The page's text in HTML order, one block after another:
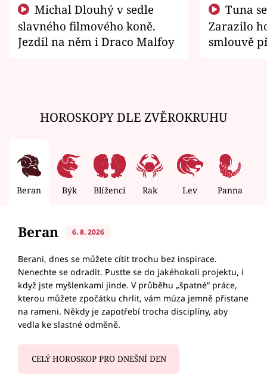
slavného filmového koně.
Jezdil na něm i Draco Malfoy
Zarazilo
smlouvě
HOROSKOPY DLE ZVĚROKRUHU
Beran Býk Blíženci Rak Lev Panna
Beran 6. 8. 2026
Berani, dnes se můžete cítit trochu bez inspirace.
Nenechte se odradit. Pusťte se do jakéhokoli projektu, i
když jste myšlenkami jinde. V průběhu „špatné“ práce,
kterou můžete zpočátku chrlit, vám múza jemně přistane
na rameni. Někdy je zapotřebí trocha disciplíny, aby
vedla ke slastné odměně.
CELÝ HOROSKOP PRO DNEŠNÍ DEN